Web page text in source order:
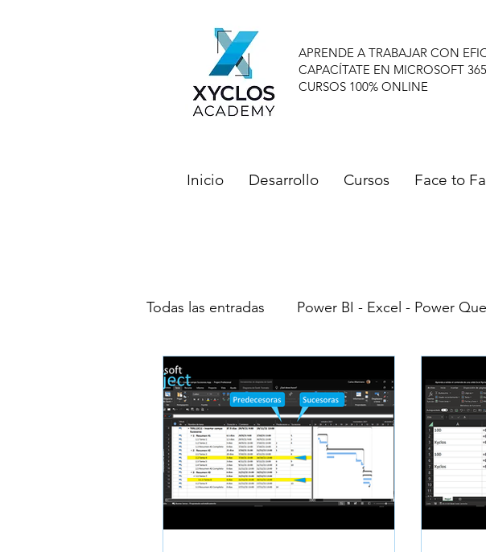
APRENDE A TRABAJAR CON
CAPACÍTATE EN MICROSOFT 365
CURSOS 100% ONLINE
Inicio Desarrollo Cursos Face to
Todas las entradas Power BI - Excel - Power
Testimonios - Reviews - Alumnos
Microsoft Teams Google Workspace
Windows 10 Claude Desktop Claude